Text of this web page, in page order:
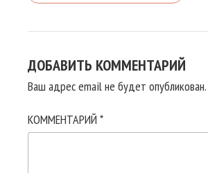
ДОБАВИТЬ КОММЕНТАРИЙ
Ваш адрес email не будет опубликован.
КОММЕНТАРИЙ*